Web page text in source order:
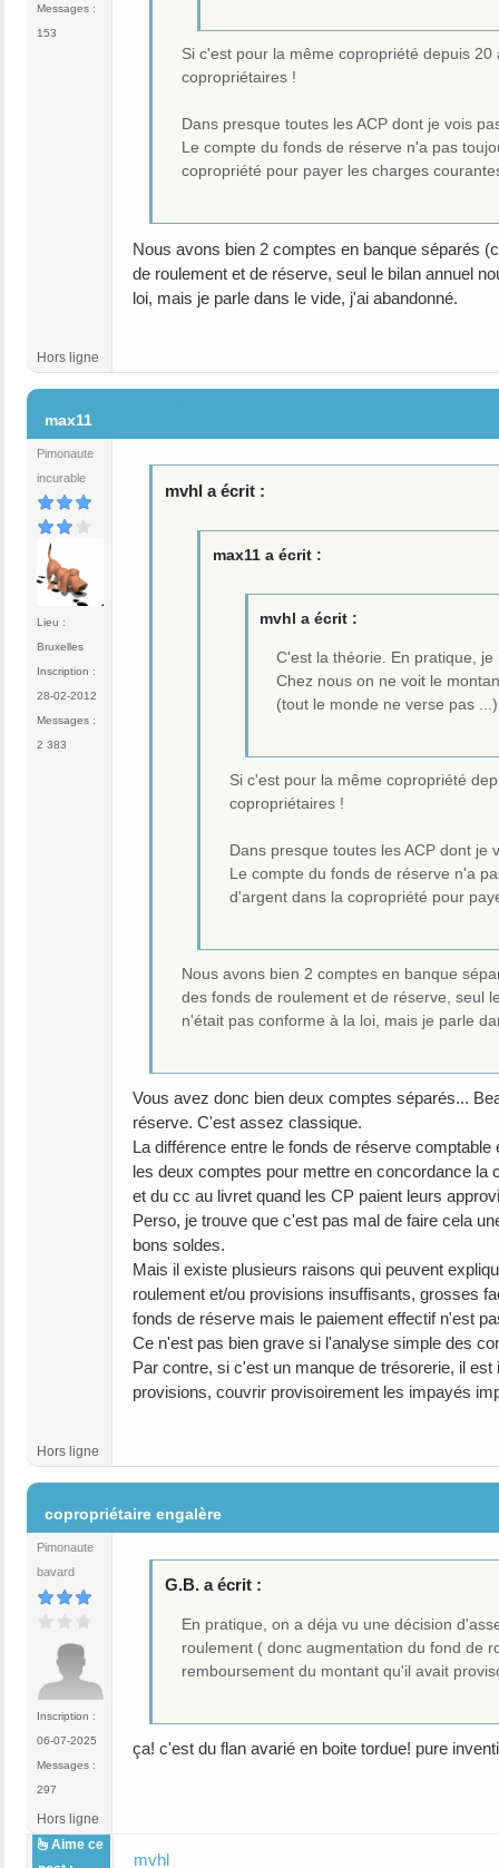
Messages :
153
Si c'est pour la même copropriété depuis
copropriétaires !
Dans presque toutes les ACP dont je vois
Le compte du fonds de réserve n'a pas
copropriété pour payer les charges
Nous avons bien 2 comptes en banque séparés
de roulement et de réserve, seul le bilan annuel
loi, mais je parle dans le vide, j'ai abandonné.
Hors ligne
max11
Pimonaute
incurable
Lieu :
Bruxelles
Inscription :
28-02-2012
Messages :
2 383
mvhl a écrit :
max11 a écrit :
mvhl a écrit :
C'est la théorie. En pratique,
Chez nous on ne voit le
(tout le monde ne verse pas ...)
Si c'est pour la même copropriété
copropriétaires !
Dans presque toutes les ACP dont
Le compte du fonds de réserve n'a
d'argent dans la copropriété pour
Nous avons bien 2 comptes en banque
des fonds de roulement et de réserve, seul
n'était pas conforme à la loi, mais je parle
Vous avez donc bien deux comptes séparés...
réserve. C'est assez classique.
La différence entre le fonds de réserve
les deux comptes pour mettre en concordance la
et du cc au livret quand les CP paient leurs
Perso, je trouve que c'est pas mal de faire cela
bons soldes.
Mais il existe plusieurs raisons qui peuvent
roulement et/ou provisions insuffisants, grosses
fonds de réserve mais le paiement effectif n'est
Ce n'est pas bien grave si l'analyse simple des
Par contre, si c'est un manque de trésorerie, il
provisions, couvrir provisoirement les impayés
Hors ligne
copropriétaire engalère
Pimonaute
bavard
Inscription :
06-07-2025
Messages :
297
G.B. a écrit :
En pratique, on a déja vu une décision
roulement ( donc augmentation du fond de
remboursement du montant qu'il avait
ça! c'est du flan avarié en boite tordue! pure
Hors ligne
Aime ce
mvhl